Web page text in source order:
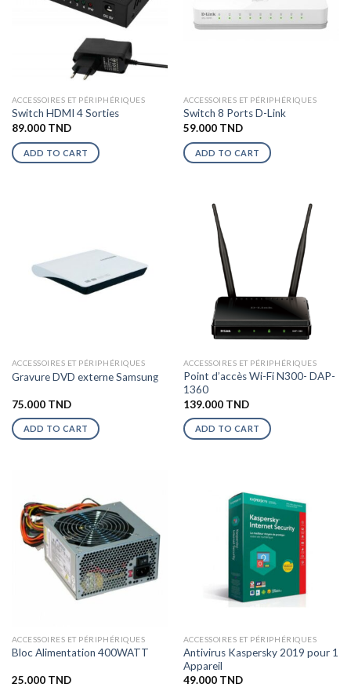
ACCESSOIRES ET PÉRIPHÉRIQUES
Switch HDMI 4 Sorties
89.000 TND
ADD TO CART
ACCESSOIRES ET PÉRIPHÉRIQUES
Switch 8 Ports D-Link
59.000 TND
ADD TO CART
ACCESSOIRES ET PÉRIPHÉRIQUES
Gravure DVD externe Samsung
75.000 TND
ADD TO CART
ACCESSOIRES ET PÉRIPHÉRIQUES
Point d’accès Wi-Fi N300- DAP-
1360
139.000 TND
ADD TO CART
ACCESSOIRES ET PÉRIPHÉRIQUES
Bloc Alimentation 400WATT
25.000 TND
ACCESSOIRES ET PÉRIPHÉRIQUES
Antivirus Kaspersky 2019 pour 1
Appareil
49.000 TND